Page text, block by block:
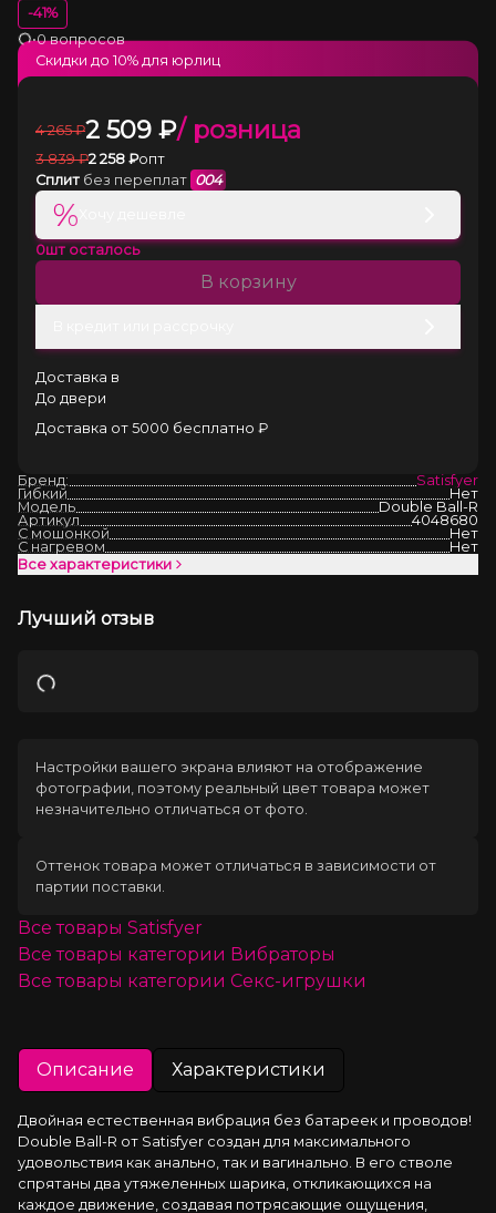
-41%
Загрузка
•0 вопросов
4 265 ₽2 509 ₽/ розница
3 839 ₽2 258 ₽опт
Сплит без переплат 004
%
0шт осталось
В корзину
Доставка в
До двери
Доставка от 5000 бесплатно ₽
Скидки до 10% для юрлиц
Бренд:
Satisfyer
Гибкий
Нет
Модель
Double Ball-R
Артикул
4048680
С мошонкой
Нет
С нагревом
Нет
Все характеристики
Лучший отзыв
Загрузка
Настройки вашего экрана влияют на отображение
фотографии, поэтому реальный цвет товара может
незначительно отличаться от фото.
Оттенок товара может отличаться в зависимости от
партии поставки.
Все товары Satisfyer
Все товары категории Вибраторы
Все товары категории Секс-игрушки
Описание Характеристики
Двойная естественная вибрация без батареек и проводов!
Double Ball-R от Satisfyer создан для максимального
удовольствия как анально, так и вагинально. В его стволе
спрятаны два утяжеленных шарика, откликающихся на
каждое движение, создавая потрясающие ощущения,